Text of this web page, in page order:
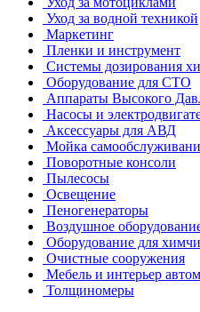
Уход за водной техникой
Маркетинг
Пленки и инструмент
Системы дозирования
Оборудование для СТО
Аппараты Высокого
Насосы и
Аксессуары для АВД
Мойка
Поворотные консоли
Пылесосы
Освещение
Пеногенераторы
Воздушное
Оборудование для
Очистные сооружения
Мебель и интерьер
Толщиномеры